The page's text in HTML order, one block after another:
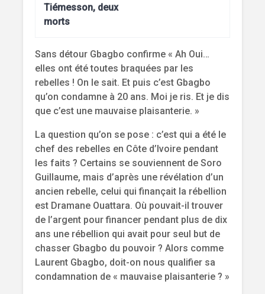
Tiémesson, deux
morts
Sans détour Gbagbo confirme « Ah Oui…
elles ont été toutes braquées par les
rebelles ! On le sait. Et puis c’est Gbagbo
qu’on condamne à 20 ans. Moi je ris. Et je dis
que c’est une mauvaise plaisanterie. »
La question qu’on se pose : c’est qui a été le
chef des rebelles en Côte d’Ivoire pendant
les faits ? Certains se souviennent de Soro
Guillaume, mais d’après une révélation d’un
ancien rebelle, celui qui finançait la rébellion
est Dramane Ouattara. Où pouvait-il trouver
de l’argent pour financer pendant plus de dix
ans une rébellion qui avait pour seul but de
chasser Gbagbo du pouvoir ? Alors comme
Laurent Gbagbo, doit-on nous qualifier sa
condamnation de « mauvaise plaisanterie ? »